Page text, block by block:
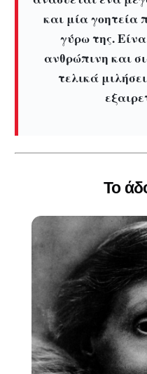
και μία γοητεία
γύρω της.
ανθρώπινη και
τελικά
Το